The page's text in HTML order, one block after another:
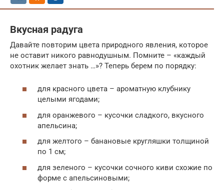
Вкусная радуга
Давайте повторим цвета природного явления, которое
не оставит никого равнодушным. Помните – «каждый
охотник желает знать …»? Теперь берем по порядку:
для красного цвета – ароматную клубнику
целыми ягодами;
для оранжевого – кусочки сладкого, вкусного
апельсина;
для желтого – банановые кругляшки толщиной
по 1 см;
для зеленого – кусочки сочного киви схожие по
форме с апельсиновыми;